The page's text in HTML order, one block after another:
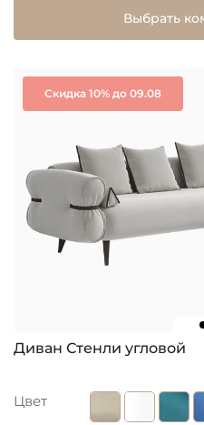
Выбрать
Скидка 10% до 09.08
Диван Стенли угловой
Цвет